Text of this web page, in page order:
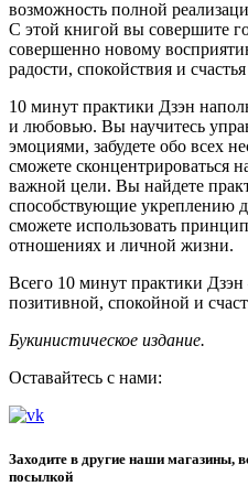
возможность полной
С этой книгой вы совершите
совершенно новому
радости, спокойствия и
10 минут практики Дзэн
и любовью. Вы научитесь
эмоциями, забудете обо всех
сможете сконцентрироваться
важной цели. Вы найдете
способствующие укреплению
сможете использовать
отношениях и личной жизни.
Всего 10 минут практики
позитивной, спокойной и
Букинистическое издание.
Оставайтесь с нами:
Заходите в другие наши магазины,
посылкой